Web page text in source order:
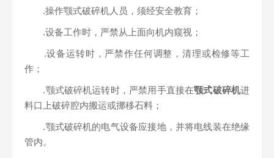
.操作颚式破碎机人员，须经安全教育；
.设备工作时，严禁从上面向机内窥视；
.设备运转时，严禁作任何调整，清理或检修等工
作；
.颚式破碎机运转时，严禁用手直接在颚式破碎机进
料口上破碎腔内搬运或挪移石料；
.颚式破碎机的电气设备应接地，并将电线装在绝缘
管内。